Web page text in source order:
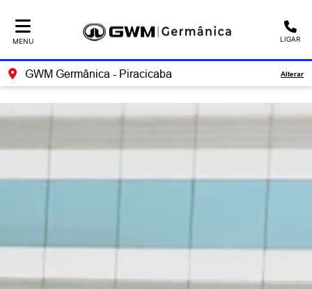
MENU LIGAR
GWM Germânica - Piracicaba Alterar